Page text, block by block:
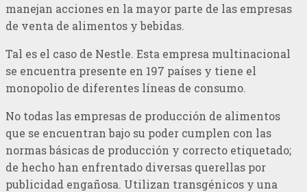
manejan acciones en la mayor parte de las empresas
de venta de alimentos y bebidas.
Tal es el caso de Nestle. Esta empresa multinacional
se encuentra presente en 197 países y tiene el
monopolio de diferentes líneas de consumo.
No todas las empresas de producción de alimentos
que se encuentran bajo su poder cumplen con las
normas básicas de producción y correcto etiquetado;
de hecho han enfrentado diversas querellas por
publicidad engañosa. Utilizan transgénicos y una